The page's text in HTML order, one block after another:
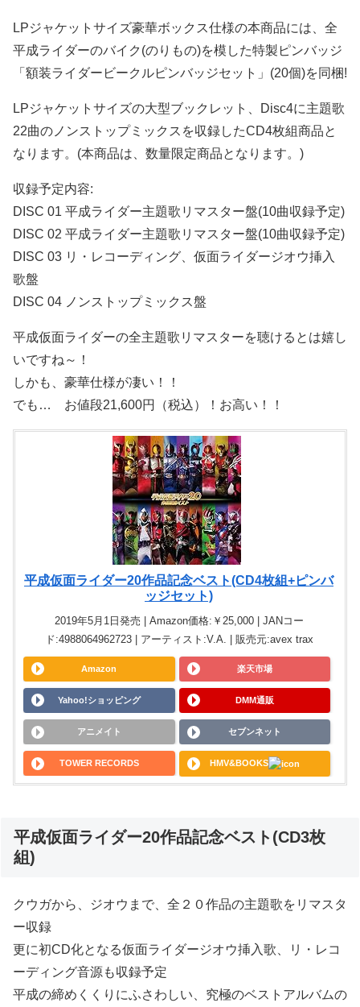
LPジャケットサイズ豪華ボックス仕様の本商品には、全
平成ライダーのバイク(のりもの)を模した特製ピンバッジ
「額装ライダービークルピンバッジセット」(20個)を同梱!
LPジャケットサイズの大型ブックレット、Disc4に主題歌
22曲のノンストップミックスを収録したCD4枚組商品と
なります。(本商品は、数量限定商品となります。)
収録予定内容:
DISC 01 平成ライダー主題歌リマスター盤(10曲収録予定)
DISC 02 平成ライダー主題歌リマスター盤(10曲収録予定)
DISC 03 リ・レコーディング、仮面ライダージオウ挿入
歌盤
DISC 04 ノンストップミックス盤
平成仮面ライダーの全主題歌リマスターを聴けるとは嬉し
いですね～！
しかも、豪華仕様が凄い！！
でも… お値段21,600円（税込）！お高い！！
平成仮面ライダー20作品記念ベスト(CD4枚組+ピンバ
ッジセット)
2019年5月1日発売 | Amazon価格:￥25,000 | JANコー
ド:4988064962723 | アーティスト:V.A. | 販売元:avex trax
Amazon 楽天市場
Yahoo!ショッピング DMM通販
アニメイト セブンネット
TOWER RECORDS HMV&BOOKS
平成仮面ライダー20作品記念ベスト(CD3枚
組)
クウガから、ジオウまで、全２０作品の主題歌をリマスタ
ー収録
更に初CD化となる仮面ライダージオウ挿入歌、リ・レコ
ーディング音源も収録予定
平成の締めくくりにふさわしい、究極のベストアルバムの